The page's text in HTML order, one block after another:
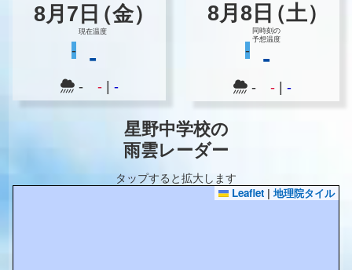
8月 7 日（金）
-
現在温度
-
- -| -
8月8 日（土）
-
同時刻の
予想温度
-
-- |-
星野中学校の
雨雲レーダー
タップすると拡大します
Leaflet | 地理院タイル